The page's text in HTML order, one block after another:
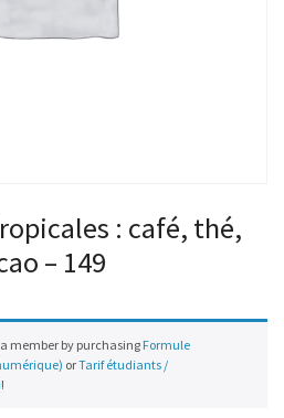
: café, thé,
– 149
member by purchasing Formule
orTarif étudiants /
!